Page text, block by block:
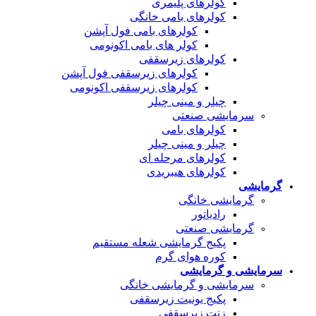
کولرهای پلیمری
کولرهای بامی خانگی
کولرهای بامی فول آپشن
کولر های بامی اکونومی
کولرهای زیرسقفی
کولرهای زیرسقفی فول آپشن
کولرهای زیرسقفی اکونومی
چیلر و مینی چیلر
سرمایشی صنعتی
کولرهای بامی
چیلر و مینی چیلر
کولرهای مرحله ای
کولرهای هیبریدی
گرمایشی
گرمایشی خانگی
رادیاتور
گرمایشی صنعتی
پکیج گرمایشی شعله مستقیم
کوره هوای گرم
سرمایشی و گرمایشی
سرمایشی و گرمایشی خانگی
پکیج یونیت زیرسقفی
زنت زیرسقفی